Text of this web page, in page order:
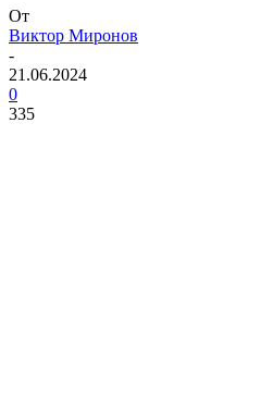
От
Виктор Миронов
-
21.06.2024
0
335